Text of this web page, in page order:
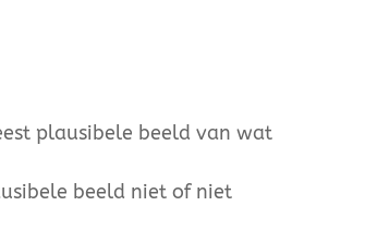
plausibele beeld van wat
beeld niet of niet